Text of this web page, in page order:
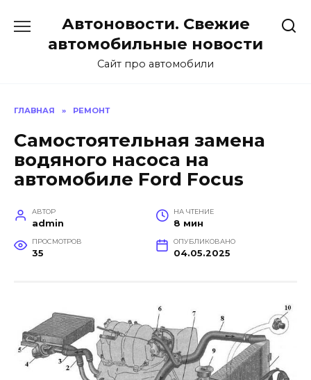
содержанию
Автоновости. Свежие
автомобильные новости
Сайт про автомобили
ГЛАВНАЯ » РЕМОНТ
Самостоятельная замена
водяного насоса на
автомобиле Ford Focus
АВТОР
admin
НА ЧТЕНИЕ
8 мин
ПРОСМОТРОВ
35
ОПУБЛИКОВАНО
04.05.2025